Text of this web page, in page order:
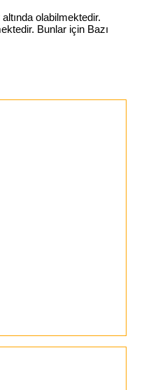
olabilmektedir.
Bunlar için Bazı